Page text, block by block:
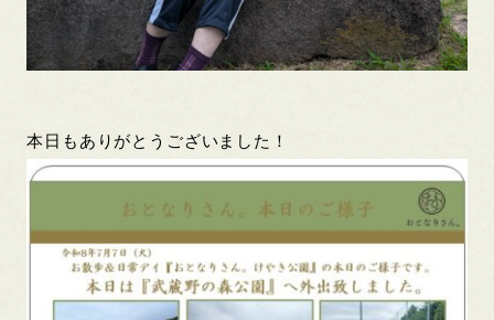
本日もありがとうございました！